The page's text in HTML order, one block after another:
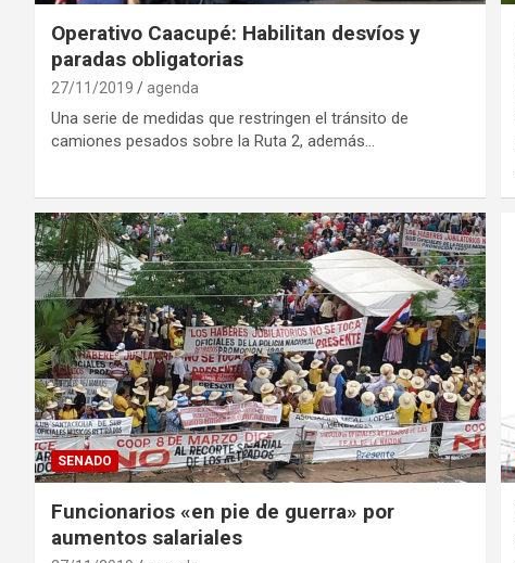
Operativo Caacupé: Habilitan desvíos y
paradas obligatorias
27/11/2019 agenda
Una serie de medidas que restringen el tránsito de
camiones pesados sobre la Ruta 2, además…
SENADO
Funcionarios «en pie de guerra» por
aumentos salariales